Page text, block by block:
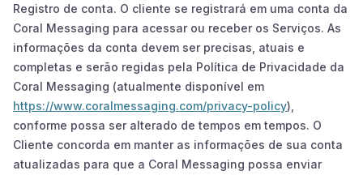
Registro de conta. O cliente se registrará em uma conta da
Coral Messaging para acessar ou receber os Serviços. As
informações da conta devem ser precisas, atuais e
completas e serão regidas pela Política de Privacidade da
Coral Messaging (atualmente disponível em
https://www.coralmessaging.com/privacy-policy),
conforme possa ser alterado de tempos em tempos. O
Cliente concorda em manter as informações de sua conta
atualizadas para que a Coral Messaging possa enviar